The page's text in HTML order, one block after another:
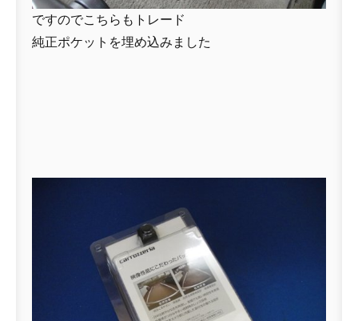
ですのでこちらもトレード
純正ポケットを埋め込みました